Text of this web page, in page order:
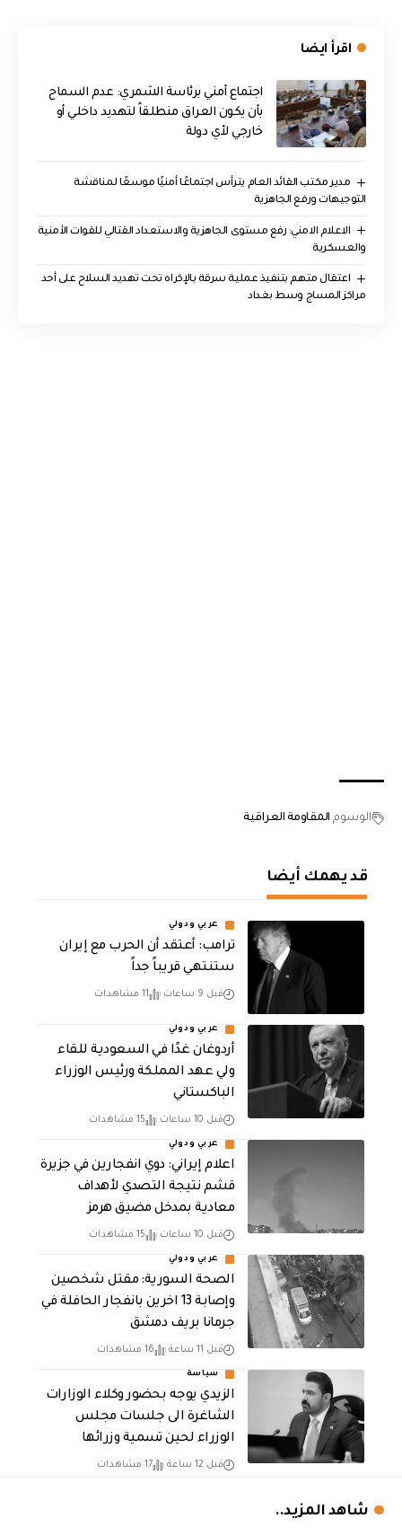
اقرأ ايضا
اجتماع أمني برئاسة الشمري: عدم السماح
بأن يكون العراق منطلقاً لتهديد داخلي أو
خارجي لأي دولة
مدير مكتب القائد العام يترأس اجتماعًا أمنيًا موسعًا لمناقشة
التوجيهات ورفع الجاهزية
الاعلام الامني: رفع مستوى الجاهزية والاستعداد القتالي للقوات الأمنية
والعسكرية
اعتقال متهم بتنفيذ عملية سرقة بالإكراه تحت تهديد السلاح على أحد
مراكز المساج وسط بغداد
الوسوم المقاومة العراقية
قد يهمك أيضا
عربي ودولي
‏ترامب: أعتقد أن الحرب مع إيران
ستنتهي قريباً جداً
قبل 9 ساعات 11 مشاهدات
عربي ودولي
أردوغان غدًا في السعودية للقاء
ولي عهد المملكة ورئيس الوزراء
الباكستاني
قبل 10 ساعات 15 مشاهدات
عربي ودولي
اعلام إيراني: دوي انفجارين في جزيرة
قشم نتيجة التصدي لأهداف
معادية بمدخل مضيق هرمز
قبل 10 ساعات 15 مشاهدات
عربي ودولي
الصحة السورية: مقتل شخصين
وإصابة 13 اخرين بانفجار الحافلة في
جرمانا بريف دمشق
قبل 11 ساعة 16 مشاهدات
سياسة
الزيدي يوجه بحضور وكلاء الوزارات
الشاغرة الى جلسات مجلس
الوزراء لحين تسمية وزرائها
قبل 12 ساعة 17 مشاهدات
شاهد المزيد..